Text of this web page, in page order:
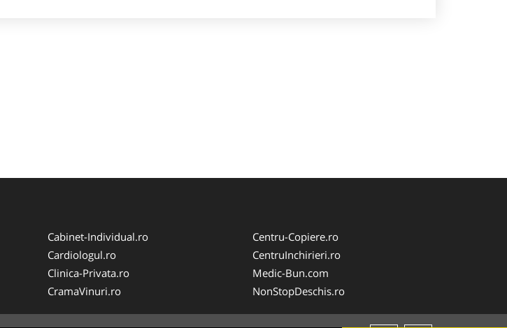
Cabinet-Individual.ro
Cardiologul.ro
Clinica-Privata.ro
CramaVinuri.ro
Centru-Copiere.ro
CentruInchirieri.ro
Medic-Bun.com
NonStopDeschis.ro